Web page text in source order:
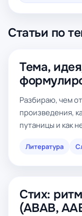
Статьи по
Тема,
Разбираю, чем
произведения,
путаницы и как
Литература
Стих:
(ABAB,